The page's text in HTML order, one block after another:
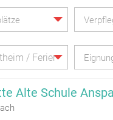
/ Ferienheim
Alte Schule